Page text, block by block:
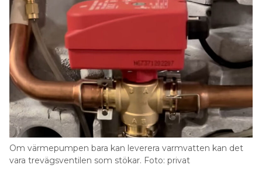
Om värmepumpen bara kan leverera varmvatten kan det
vara trevägsventilen som stökar. Foto: privat